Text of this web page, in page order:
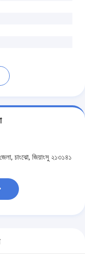
চাংঝো, জিয়াংসু ২১৩১৪১